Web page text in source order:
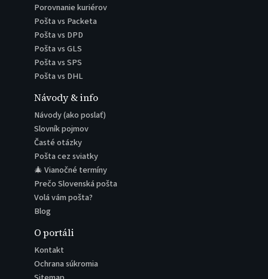
Porovnanie kuriérov
Pošta vs Packeta
Pošta vs DPD
Pošta vs GLS
Pošta vs SPS
Pošta vs DHL
Návody & info
Návody (ako poslať)
Slovník pojmov
Časté otázky
Pošta cez sviatky
🎄 Vianočné termíny
Prečo Slovenská pošta
Volá vám pošta?
Blog
O portáli
Kontakt
Ochrana súkromia